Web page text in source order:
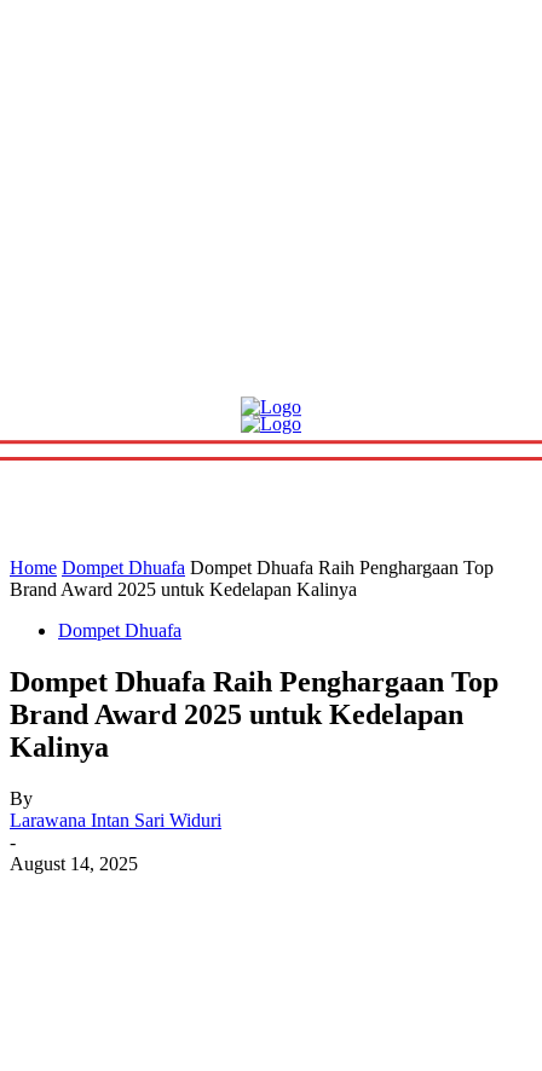
Home Dompet Dhuafa Dompet Dhuafa Raih Penghargaan Top
Brand Award 2025 untuk Kedelapan Kalinya
Dompet Dhuafa
Dompet Dhuafa Raih Penghargaan Top
Brand Award 2025 untuk Kedelapan
Kalinya
By
Larawana Intan Sari Widuri
-
August 14, 2025